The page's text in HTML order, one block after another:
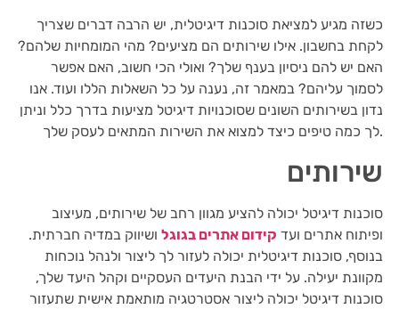
כשזה מגיע למציאת סוכנות דיגיטלית, יש הרבה דברים שצריך
לקחת בחשבון. אילו שירותים הם מציעים? מהי המומחיות שלהם?
האם יש להם ניסיון בענף שלך? ואולי הכי חשוב, האם אפשר
לסמוך עליהם? במאמר זה, נענה על כל השאלות הללו ועוד. אנו
נדון בשירותים השונים שסוכנויות דיגיטל מציעות בדרך כלל וניתן
לך כמה טיפים כיצד למצוא את השירות המתאים לעסק שלך.
שירותים
סוכנות דיגיטל יכולה להציע מגוון רחב של שירותים, מעיצוב
ופיתוח אתרים ועד קידום אתרים בגוגל ושיווק במדיה חברתית.
בנוסף, סוכנות דיגיטלית יכולה לעזור לך ליצור ולנהל נוכחות
מקוונת יעילה. על ידי הבנת היעדים העסקיים וקהל היעד שלך,
סוכנות דיגיטל יכולה ליצור אסטרטגיה מותאמת אישית שתעזור